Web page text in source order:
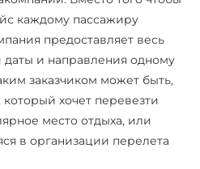
каждому пассажиру
предоставляет весь
даты и направления одному
заказчиком может быть,
хочет перевезти
место отдыха, или
в организации перелета